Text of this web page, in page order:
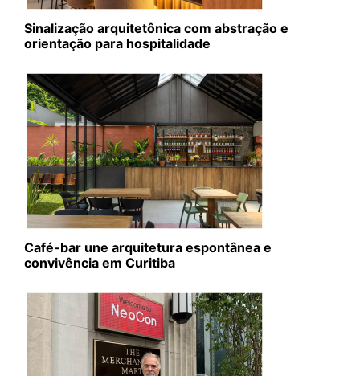
Sinalização arquitetônica com abstração e
orientação para hospitalidade
Café-bar une arquitetura espontânea e
convivência em Curitiba